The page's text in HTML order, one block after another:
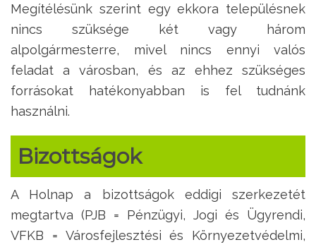
Megítélésünk szerint egy ekkora településnek
nincs szüksége két vagy három
alpolgármesterre, mivel nincs ennyi valós
feladat a városban, és az ehhez szükséges
forrásokat hatékonyabban is fel tudnánk
használni.
Bizottságok
A Holnap a bizottságok eddigi szerkezetét
megtartva (PJB = Pénzügyi, Jogi és Ügyrendi,
VFKB = Városfejlesztési és Környezetvédelmi,